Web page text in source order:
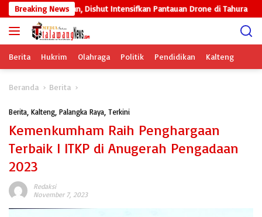
Langsung
ke
konten
Breaking NewsDishut Intensifkan Pantauan Drone di Tahura
Berita Hukrim Olahraga Politik Pendidikan Kalteng
Beranda Berita
Berita Kalteng Palangka Raya Terkini
Kemenkumham Raih Penghargaan
Terbaik I ITKP di Anugerah Pengadaan
2023
Redaksi
November 7, 2023